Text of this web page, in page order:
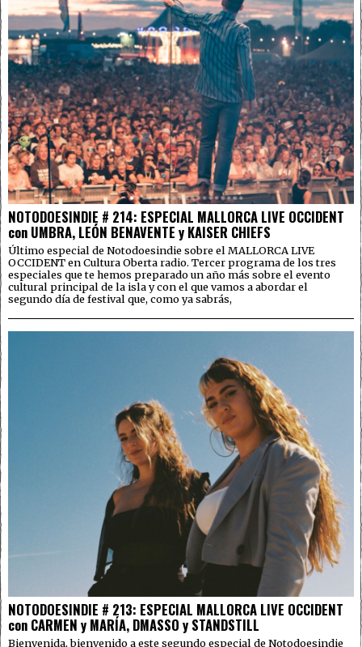
NOTODOESINDIE # 214: ESPECIAL MALLORCA LIVE OCCIDENT
con UMBRA, LEÓN BENAVENTE y KAISER CHIEFS
Último especial de Notodoesindie sobre el MALLORCA LIVE
OCCIDENT en Cultura Oberta radio. Tercer programa de los tres
especiales que te hemos preparado un año más sobre el evento
cultural principal de la isla y con el que vamos a abordar el
segundo día de festival que, como ya sabrás,
NOTODOESINDIE # 213: ESPECIAL MALLORCA LIVE OCCIDENT
con CARMEN y MARÍA, DMASSO y STANDSTILL
Bienvenida, bienvenido a este segundo especial de Notodoesindie